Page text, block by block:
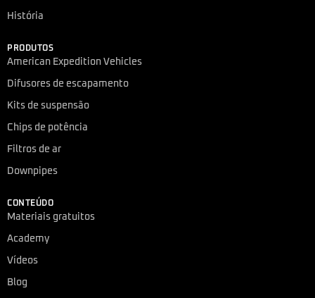
História
PRODUTOS
American Expedition Vehicles
Difusores de escapamento
Kits de suspensão
Chips de potência
Filtros de ar
Downpipes
CONTEÚDO
Materiais gratuitos
Academy
Vídeos
Blog